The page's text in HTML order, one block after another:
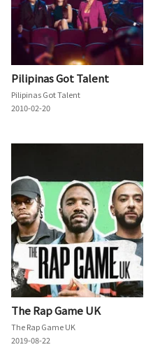
Pilipinas Got Talent
Pilipinas Got Talent
2010-02-20
The Rap Game UK
The Rap Game UK
2019-08-22